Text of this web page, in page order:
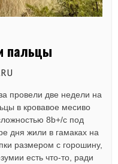
пальцы
провели две недели на
в кровавое месиво
8b+/c под
дня жили в гамаках на
размером с горошину,
есть что-то, ради